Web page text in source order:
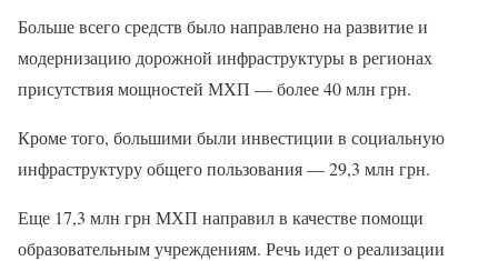
Больше всего средств было направлено на развитие и
модернизацию дорожной инфраструктуры в регионах
присутствия мощностей МХП — более 40 млн грн.
Кроме того, большими были инвестиции в социальную
инфраструктуру общего пользования — 29,3 млн грн.
Еще 17,3 млн грн МХП направил в качестве помощи
образовательным учреждениям. Речь идет о реализации